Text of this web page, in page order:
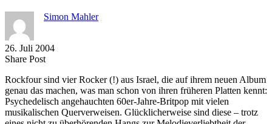
Simon Mahler
26. Juli 2004
Share PostShare
Facebook
Copy
to
clipboard
Send
via
eMail
Rockfour sind vier Rocker (!) aus Israel, die auf ihrem neuen Album
genau das machen, was man schon von ihren früheren Platten kennt:
Psychedelisch angehauchten 60er-Jahre-Britpop mit vielen
musikalischen Querverweisen. Glücklicherweise sind diese – trotz